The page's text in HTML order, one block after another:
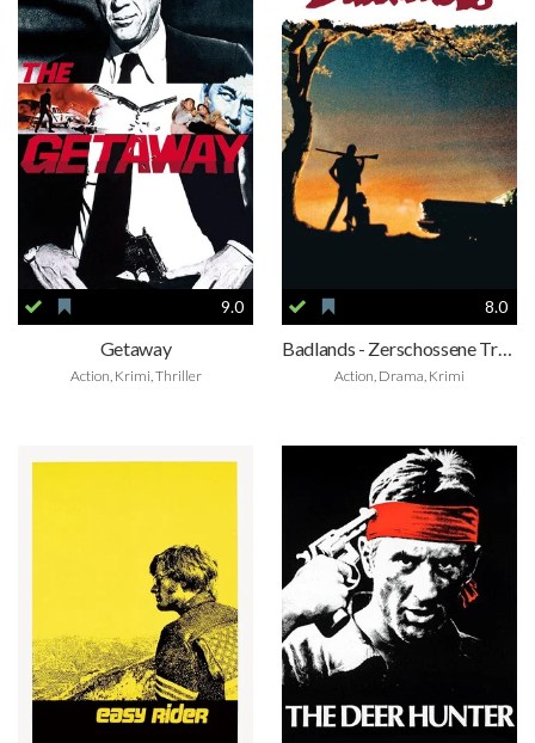
9.0
Getaway
Action, Krimi, Thriller
8.0
Badlands - Zerschossene Träume
Action, Drama, Krimi